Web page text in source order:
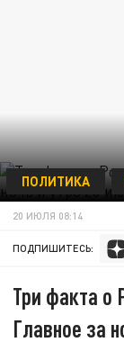
ПОЛИТИКА
20 ИЮЛЯ 08:14
ПОДПИШИТЕСЬ:
Три факта о
Главное за